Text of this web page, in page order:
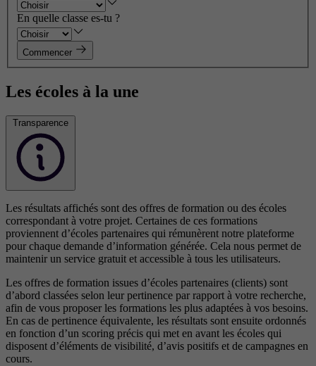
En quelle classe es-tu ?
Commencer
Les écoles à la une
Transparence
Les résultats affichés sont des offres de formation ou des écoles
correspondant à votre projet. Certaines de ces formations
proviennent d’écoles partenaires qui rémunèrent notre plateforme
pour chaque demande d’information générée. Cela nous permet de
maintenir un service gratuit et accessible à tous les utilisateurs.
Les offres de formation issues d’écoles partenaires (clients) sont
d’abord classées selon leur pertinence par rapport à votre recherche,
afin de vous proposer les formations les plus adaptées à vos besoins.
En cas de pertinence équivalente, les résultats sont ensuite ordonnés
en fonction d’un scoring précis qui met en avant les écoles qui
disposent d’éléments de visibilité, d’avis positifs et de campagnes en
cours.